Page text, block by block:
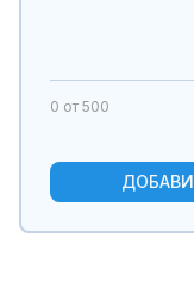
0 от 500
ДОБАВИ